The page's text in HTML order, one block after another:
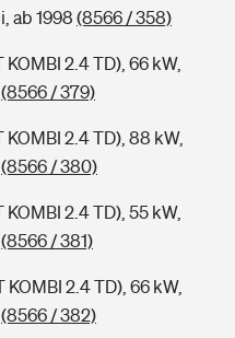
ab 1998 (8566 / 358)
2.4 TD), 66 kW,
(8566 / 379)
KOMBI 2.4 TD), 88 kW,
(8566 / 380)
2.4 TD), 55 kW,
(8566 / 381)
KOMBI 2.4 TD), 66 kW,
(8566 / 382)